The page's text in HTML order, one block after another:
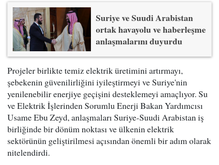
Suriye ve Suudi Arabistan
ortak havayolu ve haberleşme
anlaşmalarını duyurdu
Projeler birlikte temiz elektrik üretimini artırmayı,
şebekenin güvenilirliğini iyileştirmeyi ve Suriye'nin
yenilenebilir enerjiye geçişini desteklemeyi amaçlıyor. Su
ve Elektrik İşlerinden Sorumlu Enerji Bakan Yardımcısı
Usame Ebu Zeyd, anlaşmaları Suriye-Suudi Arabistan iş
birliğinde bir dönüm noktası ve ülkenin elektrik
sektörünün geliştirilmesi açısından önemli bir adım olarak
nitelendirdi.